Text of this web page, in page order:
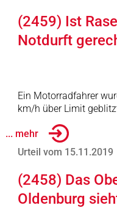
(2459) Ist
Notdurft
Ein Motorradfahrer
km/h über Limit
... mehr
Urteil vom 15.11.2019
(2458) Das
Oldenburg